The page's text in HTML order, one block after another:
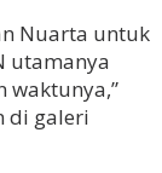
Nuarta untuk
utamanya
waktunya,”
di galeri